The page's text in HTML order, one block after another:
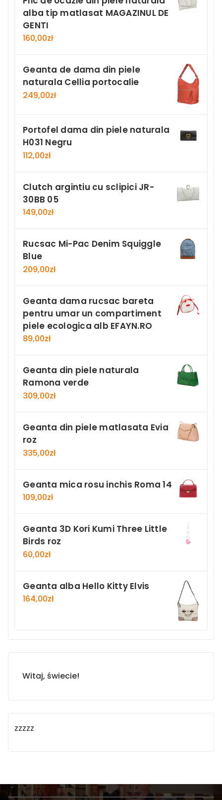
alba tip matlasat MAGAZINUL DE
GENTI
160,00zł
Geanta de dama din piele
naturala Cellia portocalie
249,00zł
Portofel dama din piele naturala
H031 Negru
112,00zł
Clutch argintiu cu sclipici JR-
30BB 05
149,00zł
Rucsac Mi-Pac Denim Squiggle
Blue
209,00zł
Geanta dama rucsac bareta
pentru umar un compartiment
piele ecologica alb EFAYN.RO
89,00zł
Geanta din piele naturala
Ramona verde
309,00zł
Geanta din piele matlasata Evia
roz
335,00zł
Geanta mica rosu inchis Roma 14
109,00zł
Geanta 3D Kori Kumi Three Little
Birds roz
60,00zł
Geanta alba Hello Kitty Elvis
164,00zł
Witaj, świecie!
zzzzz